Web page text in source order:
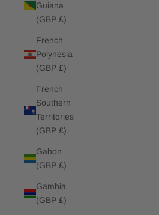
Guiana
(GBP £)
French
Polynesia
(GBP £)
French
Southern
Territories
(GBP £)
Gabon
(GBP £)
Gambia
(GBP £)